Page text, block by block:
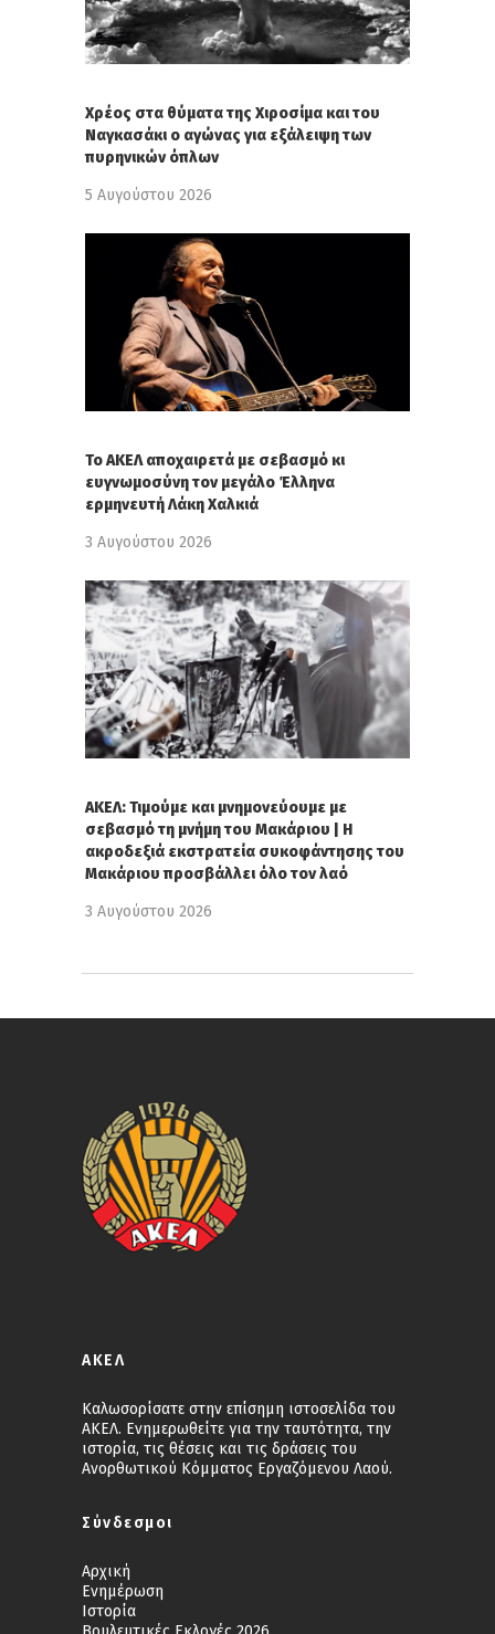
Χρέος στα θύματα της Χιροσίμα και του
Ναγκασάκι ο αγώνας για εξάλειψη των
πυρηνικών όπλων
5 Αυγούστου 2026
Το ΑΚΕΛ αποχαιρετά με σεβασμό κι
ευγνωμοσύνη τον μεγάλο Έλληνα
ερμηνευτή Λάκη Χαλκιά
3 Αυγούστου 2026
ΑΚΕΛ: Τιμούμε και μνημονεύουμε με
σεβασμό τη μνήμη του Μακάριου | Η
ακροδεξιά εκστρατεία συκοφάντησης του
Μακάριου προσβάλλει όλο τον λαό
3 Αυγούστου 2026
ΑΚΕΛ
Καλωσορίσατε στην επίσημη ιστοσελίδα του
ΑΚΕΛ. Ενημερωθείτε για την ταυτότητα, την
ιστορία, τις θέσεις και τις δράσεις του
Ανορθωτικού Κόμματος Εργαζόμενου Λαού.
Σύνδεσμοι
Αρχική
Ενημέρωση
Ιστορία